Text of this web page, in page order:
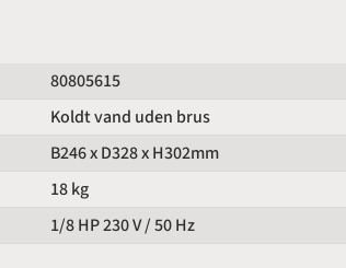
80805615
Koldt vand uden brus
B246 x D328 x H302mm
18 kg
1/8 HP 230 V / 50 Hz